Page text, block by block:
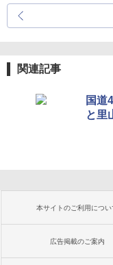
関連記事
国道
と里
本サイトのご利用につい
広告掲載のご案内